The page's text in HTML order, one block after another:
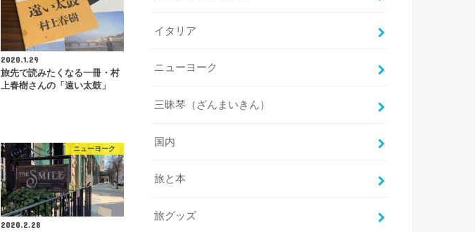
2020.1.29
旅先で読みたくなる一冊・村
上春樹さんの「遠い太鼓」
ニューヨーク
2020.2.28
イタリア
ニューヨーク
三昧琴（ざんまいきん）
国内
旅と本
旅グッズ